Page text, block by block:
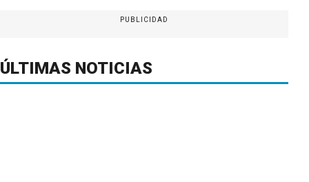
PUBLICIDAD
ÚLTIMAS NOTICIAS